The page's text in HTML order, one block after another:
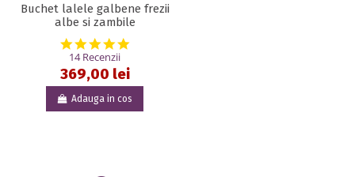
Buchet lalele galbene frezii
albe si zambile
4.9 star rating
14 Recenzii
369,00 lei
Adauga in cos